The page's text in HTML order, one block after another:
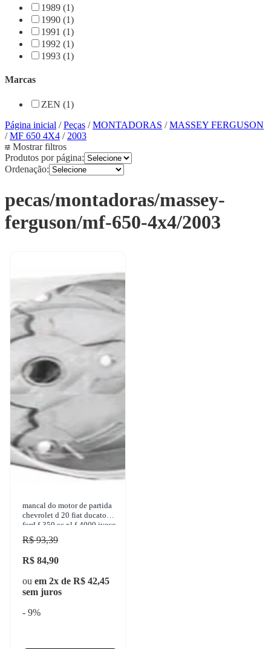
1989 (1)
1990 (1)
1991 (1)
1992 (1)
1993 (1)
Marcas
ZEN (1)
Página inicial /Peças /MONTADORAS /MASSEY FERGUSON
/MF 650 4X4 / 2003
Mostrar filtros
Produtos por página:
Ordenação:
pecas/montadoras/massey-
ferguson/mf-650-4x4/2003
mancal do motor de partida
chevrolet d 20 fiat ducato
ford f-350 cc xl f-4000 iveco
daily 35 s 14 1992-2017 zen
- 3978
R$ 93,39
R$ 84,90
ou em 2x de R$ 42,45
sem juros
- 9%